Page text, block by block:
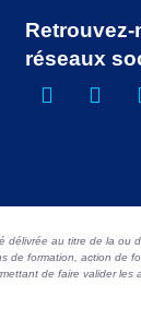
réseaux
délivrée au titre de la ou
de formation, action de
de faire valider les